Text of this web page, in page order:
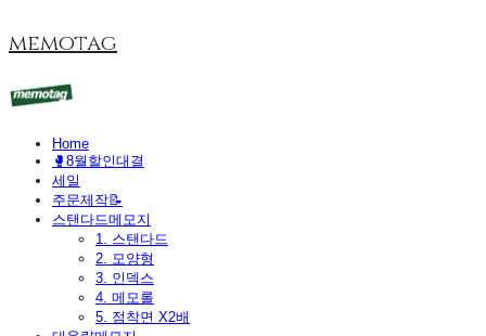
memotag
Home
🥊8월할인대결
세일
주문제작📝
스탠다드메모지
1. 스탠다드
2. 모양형
3. 인덱스
4. 메모롤
5. 점착면 X2배